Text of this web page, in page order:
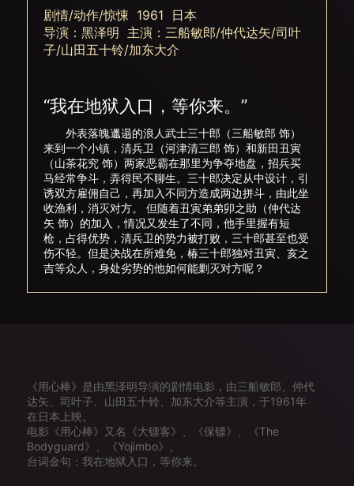
剧情/动作/惊悚 1961 日本
导演：黑泽明 主演：三船敏郎/仲代达矢/司叶
子/山田五十铃/加东大介
“我在地狱入口，等你来。”
外表落魄邋遢的浪人武士三十郎（三船敏郎 饰）
来到一个小镇，清兵卫（河津清三郎 饰）和新田丑寅
（山茶花究 饰）两家恶霸在那里为争夺地盘，招兵买
马经常争斗，弄得民不聊生。三十郎决定从中设计，引
诱双方雇佣自己，再加入不同方造成两边拼斗，由此坐
收渔利，消灭对方。 但随着丑寅弟弟卯之助（仲代达
矢 饰）的加入，情况又发生了不同，他手里握有短
枪，占得优势，清兵卫的势力被打败，三十郎甚至也受
伤不轻。但是决战在所难免，椿三十郎独对丑寅、亥之
吉等众人，身处劣势的他如何能剿灭对方呢？
《用心棒》是由黑泽明导演的剧情电影，由三船敏郎、仲代
达矢、司叶子、山田五十铃、加东大介等主演，于1961年
在日本上映。
电影《用心棒》又名《大镖客》、《保镖》、《The
Bodyguard》、《Yojimbo》。
台词金句：我在地狱入口，等你来。